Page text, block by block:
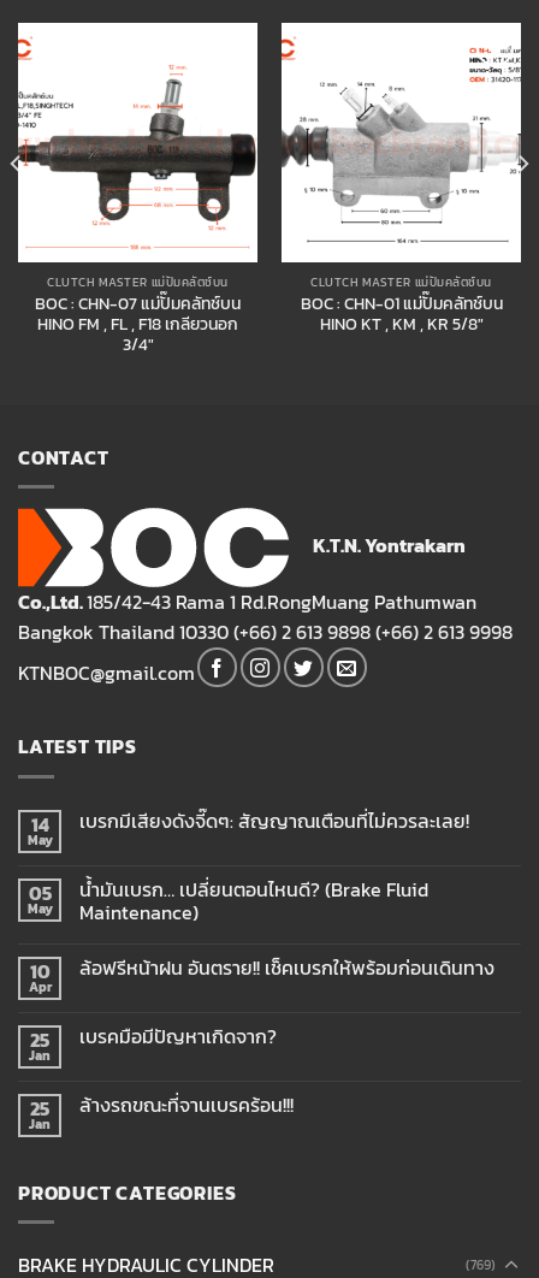
CLUTCH MASTER แม่ปั๊มคลัตช์บน
BOC : CHN-07 แม่ปั๊มคลัทช์บน
HINO FM , FL , F18 เกลียวนอก
3/4″
Add to
CLUTCH MASTER แม่ปั๊มคลัตช์บน
BOC : CHN-01 แม่ปั๊มคลัทช์บน
HINO KT , KM , KR 5/8″
CONTACT
K.T.N. Yontrakarn
Co.,Ltd.185/42-43 Rama 1 Rd.RongMuang Pathumwan
Bangkok Thailand 10330 (+66) 2 613 9898 (+66) 2 613 9998
KTNBOC@gmail.com
LATEST TIPS
14
May
เบรกมีเสียงดังจี๊ดๆ: สัญญาณเตือนที่ไม่ควรละเลย!
05
May
น้ำมันเบรก… เปลี่ยนตอนไหนดี? (Brake Fluid
Maintenance)
10
Apr
ล้อฟรีหน้าฝน อันตราย!! เช็คเบรกให้พร้อมก่อนเดินทาง
25
Jan
เบรคมือมีปัญหาเกิดจาก?
25
Jan
ล้างรถขณะที่จานเบรคร้อน!!!
PRODUCT CATEGORIES
BRAKE HYDRAULIC CYLINDER (769)